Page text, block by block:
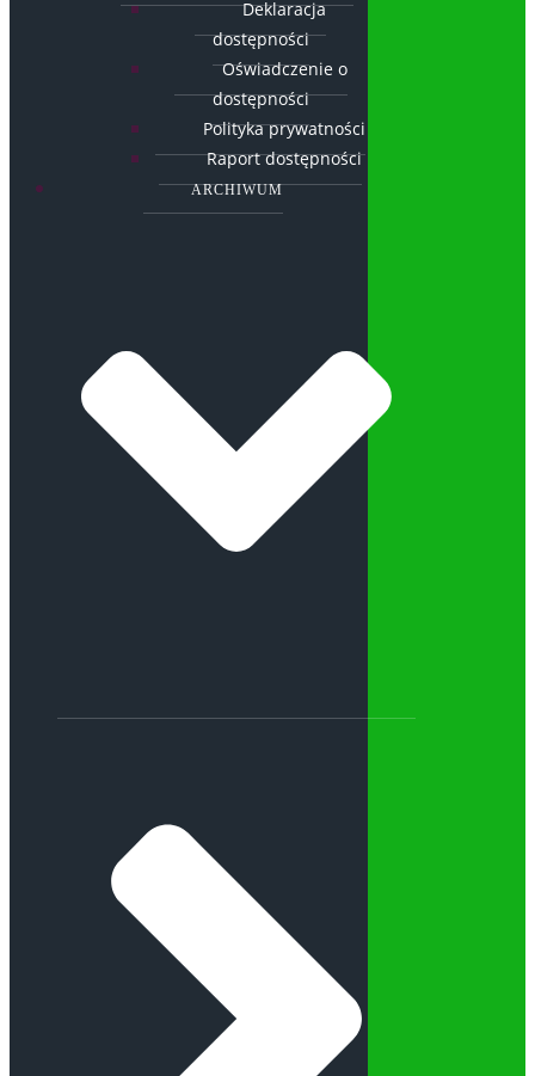
Deklaracja
dostępności
Oświadczenie o
dostępności
Polityka prywatności
Raport dostępności
ARCHIWUM